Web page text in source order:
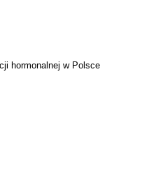
hormonalnej w Polsce